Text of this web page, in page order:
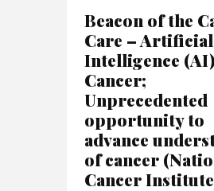
Beacon of the
Care – Artificial
Intelligence
Cancer;
Unprecedented
opportunity to
advance
of cancer
Cancer